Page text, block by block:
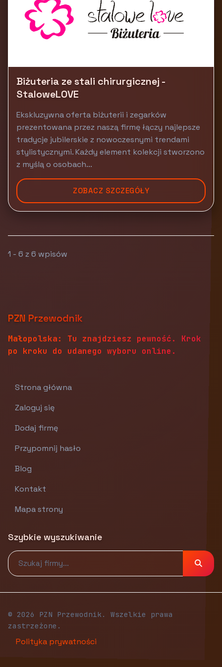
Biżuteria ze stali chirurgicznej -
StaloweLOVE
Ekskluzywna oferta biżuterii i zegarków
prezentowana przez naszą firmę łączy najlepsze
tradycje jubilerskie z nowoczesnymi trendami
stylistycznymi. Każdy element kolekcji stworzono
z myślą o osobach...
ZOBACZ SZCZEGÓŁY
1 - 6 z 6 wpisów
PZN Przewodnik
Małopolska: Tu znajdziesz pewność. Krok
po kroku do udanego wyboru online.
Strona główna
Zaloguj się
Dodaj firmę
Przypomnij hasło
Blog
Kontakt
Mapa strony
Szybkie wyszukiwanie
© 2026 PZN Przewodnik. Wszelkie prawa
zastrzeżone.
Polityka prywatności